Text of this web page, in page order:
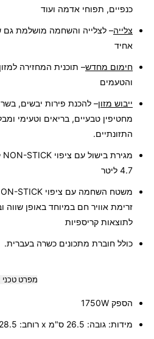
כנפיים, תפוחי אדמה ועוד
צלייה– לצלייה והשחמה מושלמת גם
אחיד
חימום מחדש– תוכנית המחזירה
והטעמים
ייבוש מזון– להכנת פירות יבשים, בשר
מחטיפין טבעיים, בריאים וטעימי
התזונתיים.
מגירת בישול עם ציפוי NON-STICK
4.7 ליטר
משטח השחמה עם ציפוי STICK
זרימת אוויר חם במיוחד באופן שווה
לתוצאות קריספיות
כולל חוברת מתכונים כשרה בעברית.
מפרט טכני
הספק
מידות: גובה: 26.5 ס"מ x רוחב: 28.5 ס"מ x עומק: 36 ס"מ